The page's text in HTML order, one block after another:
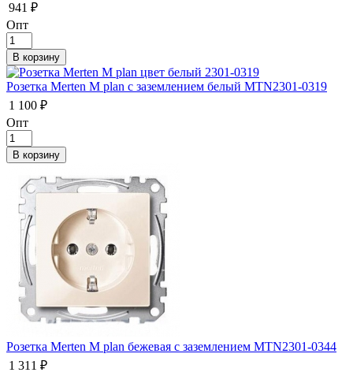
941 ₽
Опт
Розетка Merten M plan с заземлением белый MTN2301-0319
1 100 ₽
Опт
Розетка Merten M plan бежевая с заземлением MTN2301-0344
1 311 ₽